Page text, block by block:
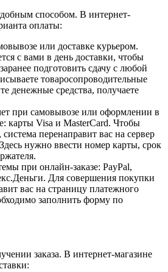
способом. В интернет-
оплаты:
или доставке курьером.
с вами в день доставки, чтобы
подготовить сдачу с любой
товаросопроводительные
денежные средства, получаете
при самовывозе или оформлении в
карты Visa и MasterCard. Чтобы
перенаправит вас на сервер
нужно ввести номер карты, срок
при онлайн-заказе: PayPal,
Для совершения покупки
вас на страницу платежного
заполнить форму по
заказа. В интернет-магазине